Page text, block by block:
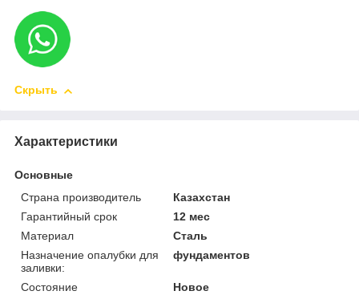
Скрыть
Характеристики
Основные
Страна производитель
Казахстан
Гарантийный срок
12 мес
Материал
Сталь
Назначение опалубки для
заливки:
фундаментов
Состояние
Новое